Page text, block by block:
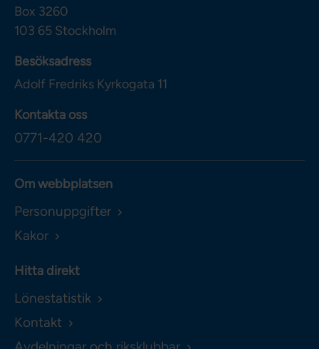
Box 3260
103 65 Stockholm
Besöksadress
Adolf Fredriks Kyrkogata 11
Kontakta oss
0771-420 420
Om webbplatsen
Personuppgifter
Kakor
Hitta direkt
Lönestatistik
Kontakt